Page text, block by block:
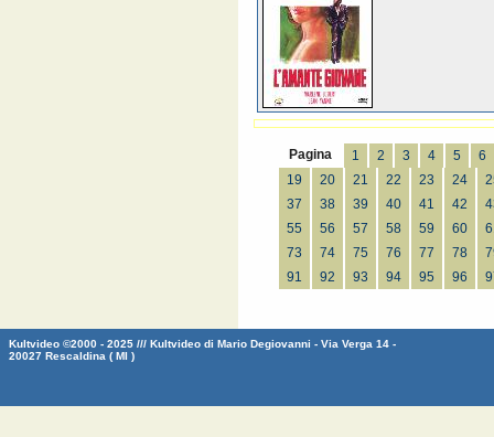
Pagina 1 2 3 4 5
6
19
20 21 22 23 24
37
38 39 40 41 42
55
56 57 58 59 60
73
74 75 76 77 78
91
92 93 94 95 96
Kultvideo ©2000 - 2025 /// Kultvideo di Mario Degiovanni - Via Verga 14 -
20027 Rescaldina ( MI )